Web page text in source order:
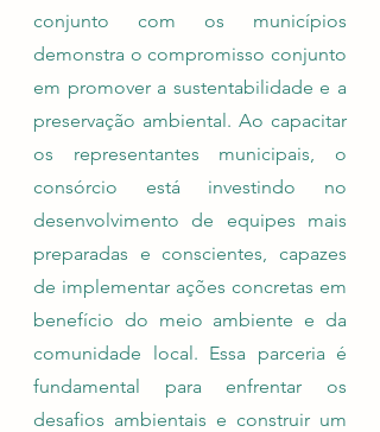
conjunto com os municípios
demonstra o compromisso conjunto
em promover a sustentabilidade e a
preservação ambiental. Ao capacitar
os representantes municipais, o
consórcio está investindo no
desenvolvimento de equipes mais
preparadas e conscientes, capazes
de implementar ações concretas em
benefício do meio ambiente e da
comunidade local. Essa parceria é
fundamental para enfrentar os
desafios ambientais e construir um